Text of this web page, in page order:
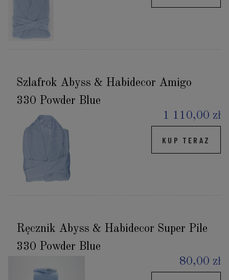
Szlafrok Abyss & Habidecor Amigo
330 Powder Blue
1 110,00 zł
KUP TERAZ
Ręcznik Abyss & Habidecor Super Pile
330 Powder Blue
80,00 zł